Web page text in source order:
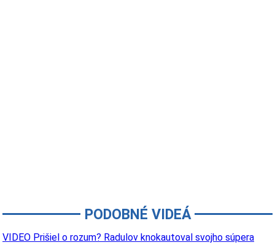
PODOBNÉ VIDEÁ
VIDEO Prišiel o rozum? Radulov knokautoval svojho súpera